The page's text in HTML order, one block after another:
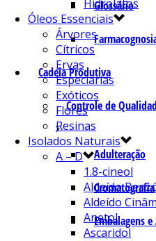
Glossário
Cadeia Produtiva
Controle de
Adulteração
Cromatografia
Embalagens
Hidrolatos
Óleos Essenciais
Árvores
Cítricos
Ervas
Especiarias
Exóticos
Flores
Resinas
Isolados Naturais
A – D
1.8-cineol
Aldeído
Aldeído
Anetol
Ascaridol